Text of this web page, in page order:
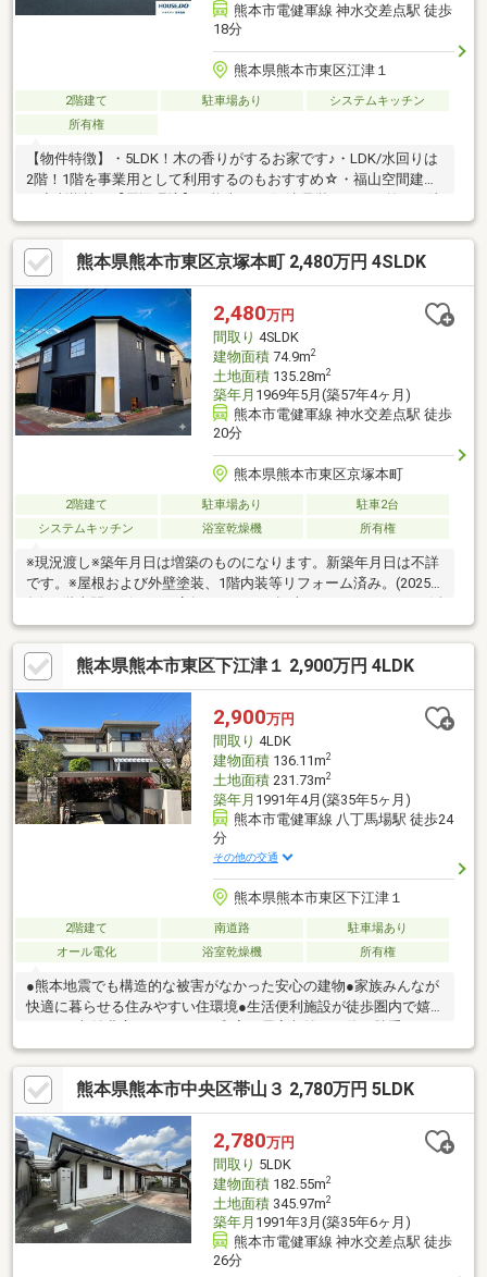
熊本市電健軍線 神水交差点駅 徒歩
18分
熊本県熊本市東区江津１
2階建て 駐車場あり
システムキッチン
所有権
【物件特徴】・5LDK！木の香りがするお家です♪・LDK/水回りは
2階！1階を事業用として利用するのもおすすめ☆・福山空間建設
歩約2分・ドラックイレブン江津店まで徒歩約8分・ゆめマート江
津まで徒歩約9分◇ネット予約可◇見学予約はHP内のボタンから
可能ですご希望の日時をフォームよりご入力ください！＝＝＝＝
＝＝＝＝＝＝＝＝＝＝＝＝＝＝＝＝＝おおよその所要時間や内容
は、下記をご参考ください・現地見学（30分～）・類似物件の内
覧（30分～）・ご希望条件のご相談（30分～）・資金計画のご相
談（30分～）
熊本県熊本市東区京塚本町 2,480万円 4SLDK
2,480万円
間取り 4SLDK
建物面積74.9m2
土地面積135.28m2
築年月 1969年5月(築57年4ヶ月)
熊本市電健軍線 神水交差点駅 徒歩
20分
熊本県熊本市東区京塚本町
2階建て 駐車場あり
駐車2台
システムキッチン
浴室乾燥機 所有権
※現況渡し※築年月日は増築のものになります。新築年月日は不詳
です。※屋根および外壁塗装、1階内装等リフォーム済み。(2025
用いただけます。※延床面積は、公簿と現況に相違があります。
熊本県熊本市東区下江津１ 2,900万円 4LDK
2,900万円
間取り 4LDK
建物面積136.11m2
土地面積231.73m2
築年月 1991年4月(築35年5ヶ月)
熊本市電健軍線 八丁馬場駅 徒歩24
分
その他の交通
熊本県熊本市東区下江津１
2階建て 南道路
駐車場あり
オール電化
浴室乾燥機 所有権
●熊本地震でも構造的な被害がなかった安心の建物●家族みんなが
快適に暮らせる住みやすい住環境●生活便利施設が徒歩圏内で嬉
しい！●収納豊富なキッチンや和室、居室収納など使い勝手にも
配慮内覧も可能ですので、ぜひお気軽にお問い合わせくださ
い！ ※２階増築部分は未登記です。
熊本県熊本市中央区帯山３ 2,780万円 5LDK
2,780万円
間取り 5LDK
建物面積182.55m2
土地面積345.97m2
築年月 1991年3月(築35年6ヶ月)
熊本市電健軍線 神水交差点駅 徒歩
26分